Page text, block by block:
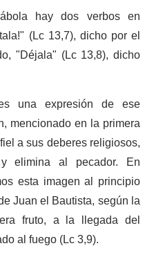
hay dos verbos en
(Lc 13,7), dicho por el
"Déjala" (Lc 13,8), dicho
una expresión de ese
mencionado en la primera
a sus deberes religiosos,
elimina al pecador. En
esta imagen al principio
Juan el Bautista, según la
fruto, a la llegada del
al fuego (Lc 3,9).